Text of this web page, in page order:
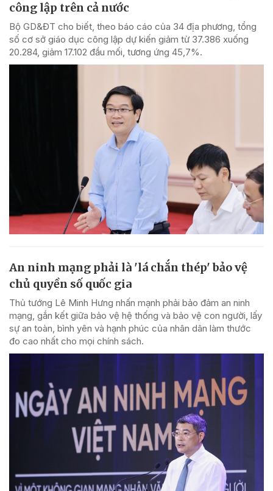
công lập trên cả nước
Bộ GD&ĐT cho biết, theo báo cáo của 34 địa phương, tổng
số cơ sở giáo dục công lập dự kiến giảm từ 37.386 xuống
20.284, giảm 17.102 đầu mối, tương ứng 45,7%.
An ninh mạng phải là 'lá chắn thép' bảo vệ
chủ quyền số quốc gia
Thủ tướng Lê Minh Hưng nhấn mạnh phải bảo đảm an ninh
mạng, gắn kết giữa bảo vệ hệ thống và bảo vệ con người, lấy
sự an toàn, bình yên và hạnh phúc của nhân dân làm thước
đo cao nhất cho mọi chính sách.